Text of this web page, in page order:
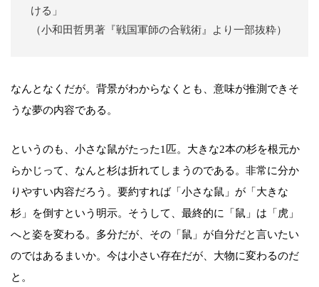
ける」
（小和田哲男著『戦国軍師の合戦術』より一部抜粋）
なんとなくだが。背景がわからなくとも、意味が推測できそ
うな夢の内容である。
というのも、小さな鼠がたった1匹。大きな2本の杉を根元か
らかじって、なんと杉は折れてしまうのである。非常に分か
りやすい内容だろう。要約すれば「小さな鼠」が「大きな
杉」を倒すという明示。そうして、最終的に「鼠」は「虎」
へと姿を変わる。多分だが、その「鼠」が自分だと言いたい
のではあるまいか。今は小さい存在だが、大物に変わるのだ
と。